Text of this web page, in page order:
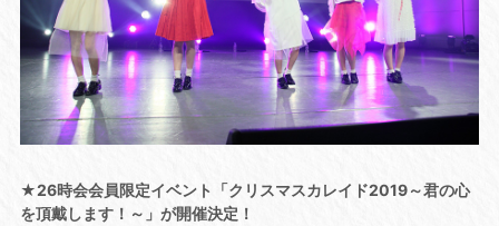
★26時会会員限定イベント「クリスマスカレイド2019～君の心
を頂戴します！～」が開催決定！